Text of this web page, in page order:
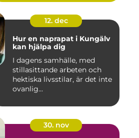
12. dec
Hur en naprapat i Kungälv
kan hjälpa dig
I dagens samhälle, med
stillasittande arbeten och
hektiska livsstilar, är det inte
ovanlig...
30. nov